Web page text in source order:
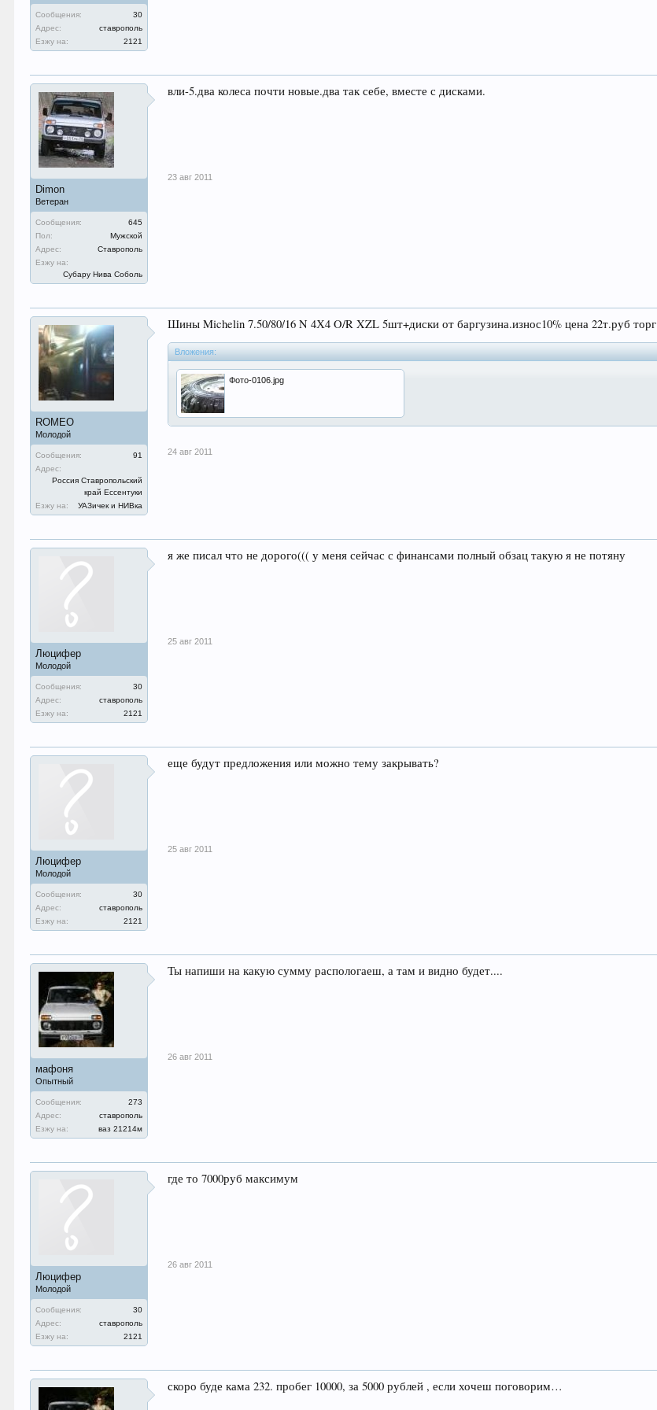
Сообщения:
30
Адрес:
ставрополь
Езжу на:
2121
Dimon
Ветеран
Сообщения:
645
Пол:
Мужской
Адрес:
Ставрополь
Езжу на:
Субару Нива Соболь
вли-5.два колеса почти новые.два так себе, вместе с дисками.
23 авг 2011
ROMEO
Молодой
Сообщения:
91
Адрес:
Россия Ставропольский
край Ессентуки
Езжу на:
УАЗичек и НИВка
Шины Michelin 7.50/80/16 N 4Х4 O/R XZL 5шт+диски от баргузина.износ10% цена 22т.руб торг
Вложения:
Фото-0106.jpg
24 авг 2011
Люцифер
Молодой
Сообщения:
30
Адрес:
ставрополь
Езжу на:
2121
я же писал что не дорого((( у меня сейчас с финансами полный обзац такую я не потяну
25 авг 2011
Люцифер
Молодой
Сообщения:
30
Адрес:
ставрополь
Езжу на:
2121
еще будут предложения или можно тему закрывать?
25 авг 2011
мафоня
Опытный
Сообщения:
273
Адрес:
ставрополь
Езжу на:
ваз 21214м
Ты напиши на какую сумму распологаеш, а там и видно будет....
26 авг 2011
Люцифер
Молодой
Сообщения:
30
Адрес:
ставрополь
Езжу на:
2121
где то 7000руб максимум
26 авг 2011
скоро буде кама 232. пробег 10000, за 5000 рублей , если хочеш поговорим…